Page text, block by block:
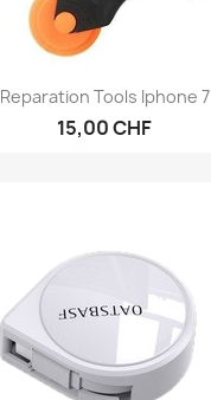
Reparation Tools Iphone 7
15,00 CHF